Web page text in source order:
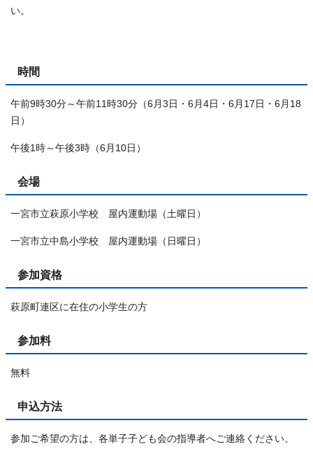
い。
時間
午前9時30分～午前11時30分（6月3日・6月4日・6月17日・6月18
日）
午後1時～午後3時（6月10日）
会場
一宮市立萩原小学校 屋内運動場（土曜日）
一宮市立中島小学校 屋内運動場（日曜日）
参加資格
萩原町連区に在住の小学生の方
参加料
無料
申込方法
参加ご希望の方は、各単子子ども会の指導者へご連絡ください。